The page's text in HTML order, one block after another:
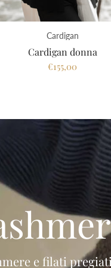
Cardigan
Cardigan donna
€155,00
e filati